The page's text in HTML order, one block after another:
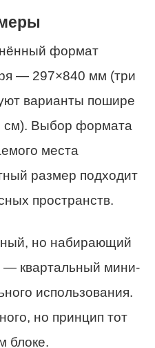
формат
— 297×840 мм (три
варианты пошире
см). Выбор формата
места
размер подходит
пространств.
но набирающий
— квартальный мини-
использования.
но принцип тот
блоке.